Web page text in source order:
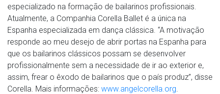
especializado na formação de bailarinos profissionais.
Atualmente, a Companhia Corella Ballet é a única na
Espanha especializada em dança clássica. “A motivação
responde ao meu desejo de abrir portas na Espanha para
que os bailarinos clássicos possam se desenvolver
profissionalmente sem a necessidade de ir ao exterior e,
assim, frear o êxodo de bailarinos que o país produz”, disse
Corella. Mais informações: www.angelcorella.org.